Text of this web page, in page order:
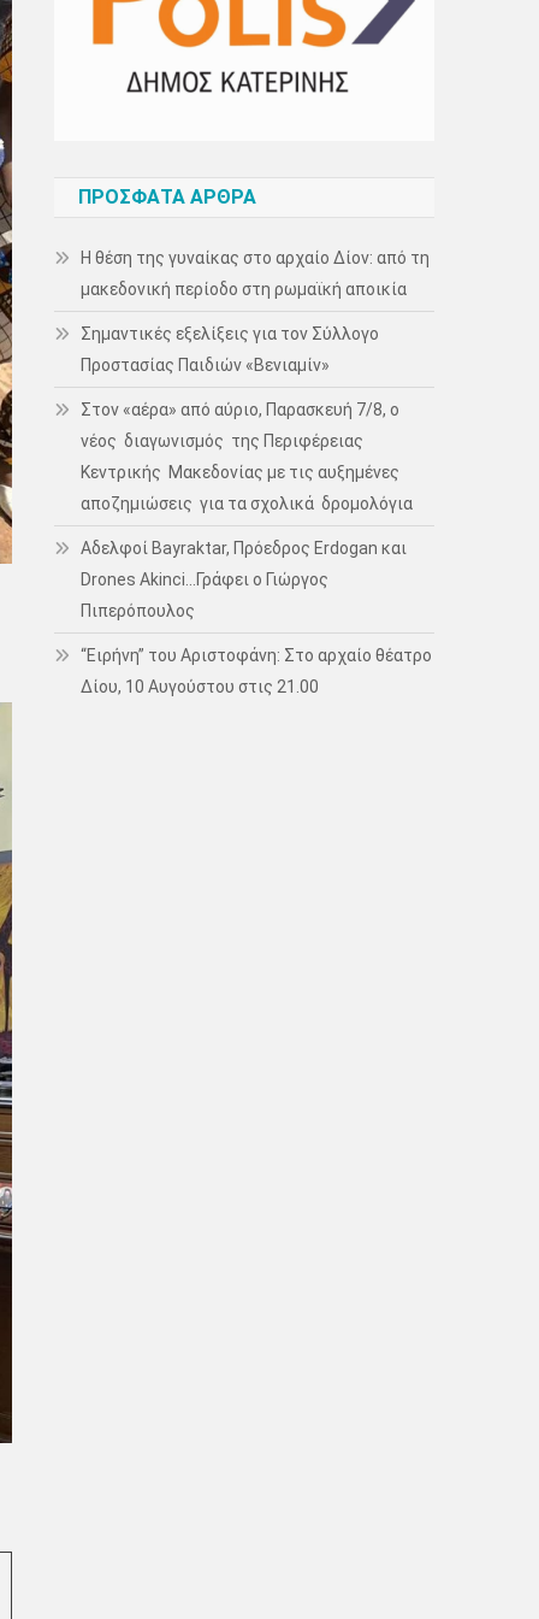
ΠΡΌΣΦΑΤΑ ΆΡΘΡΑ
Η θέση της γυναίκας στο αρχαίο Δίον: από τη
μακεδονική περίοδο στη ρωμαϊκή αποικία
Σημαντικές εξελίξεις για τον Σύλλογο
Προστασίας Παιδιών «Βενιαμίν»
Στον «αέρα» από αύριο, Παρασκευή 7/8, ο
νέος διαγωνισμός της Περιφέρειας
Κεντρικής Μακεδονίας με τις αυξημένες
αποζημιώσεις για τα σχολικά δρομολόγια
Αδελφοί Bayraktar, Πρόεδρος Erdogan και
Drones Akinci…Γράφει ο Γιώργος
Πιπερόπουλος
“Ειρήνη” του Αριστοφάνη: Στο αρχαίο θέατρο
Δίου, 10 Αυγούστου στις 21.00